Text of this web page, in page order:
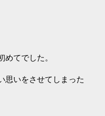
てでした。
思いをさせてしまった